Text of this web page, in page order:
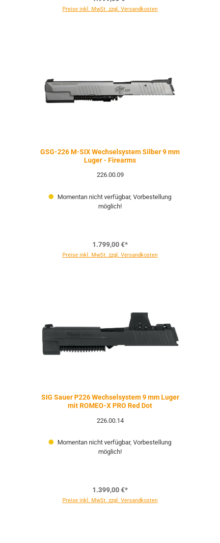
Preise inkl. MwSt. zzgl. Versandkosten
GSG-226 M-SIX Wechselsystem Silber 9 mm
Luger - Firearms
226.00.09
Momentan nicht verfügbar, Vorbestellung
möglich!
1.799,00 €*
Preise inkl. MwSt. zzgl. Versandkosten
SIG Sauer P226 Wechselsystem 9 mm Luger
mit ROMEO-X PRO Red Dot
226.00.14
Momentan nicht verfügbar, Vorbestellung
möglich!
1.399,00 €*
Preise inkl. MwSt. zzgl. Versandkosten